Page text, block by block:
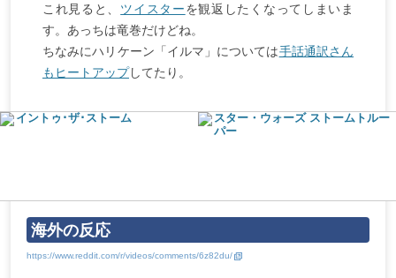
これ見ると、 ツイスターを観返したくなってしまいま
す。あっちは竜巻だけどね。
ちなみにハリケーン「イルマ」については手話通訳さん
もヒートアップしてたり。
イントゥ･ザ･ストーム
スター・ウォーズ ストームトルー
パー
海外の反応